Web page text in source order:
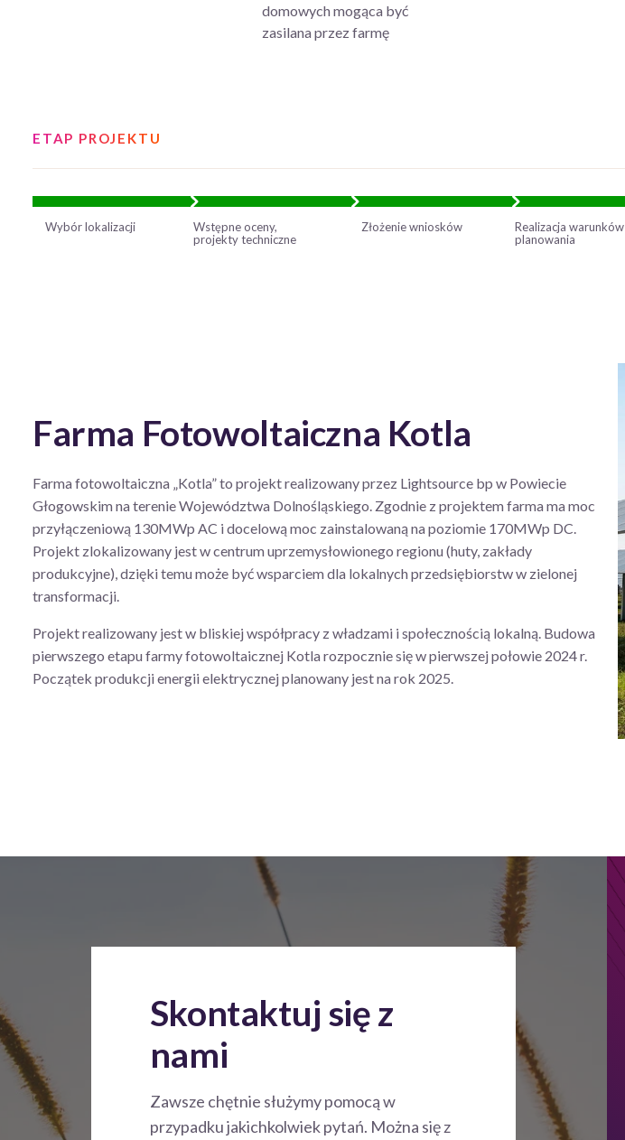
domowych mogąca być
zasilana przez farmę
ETAP PROJEKTU
Wybór lokalizacji
Wstępne oceny,
projekty techniczne
Złożenie wniosków
Realizacja warunków
planowania
Farma Fotowoltaiczna Kotla
Farma fotowoltaiczna „Kotla” to projekt realizowany przez Lightsource bp w Powiecie
Głogowskim na terenie Województwa Dolnośląskiego. Zgodnie z projektem farma ma moc
przyłączeniową 130MWp AC i docelową moc zainstalowaną na poziomie 170MWp DC.
Projekt zlokalizowany jest w centrum uprzemysłowionego regionu (huty, zakłady
produkcyjne), dzięki temu może być wsparciem dla lokalnych przedsiębiorstw w zielonej
transformacji.
Projekt realizowany jest w bliskiej współpracy z władzami i społecznością lokalną. Budowa
pierwszego etapu farmy fotowoltaicznej Kotla rozpocznie się w pierwszej połowie 2024 r.
Początek produkcji energii elektrycznej planowany jest na rok 2025.
Skontaktuj się z
nami
Zawsze chętnie służymy pomocą w
przypadku jakichkolwiek pytań. Można się z